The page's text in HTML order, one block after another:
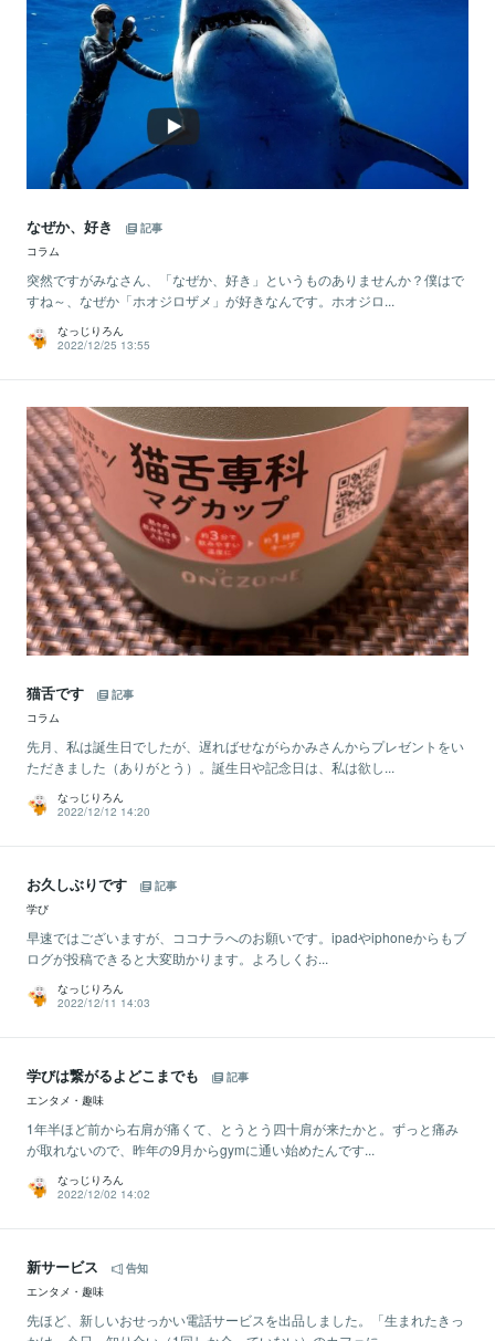
なぜか、好き
記事
コラム
突然ですがみなさん、「なぜか、好き」というものありませんか？僕はで
すね～、なぜか「ホオジロザメ」が好きなんです。ホオジロ...
なっじりろん
2022/12/25 13:55
猫舌です
記事
コラム
先月、私は誕生日でしたが、遅ればせながらかみさんからプレゼントをい
ただきました（ありがとう）。誕生日や記念日は、私は欲し...
なっじりろん
2022/12/12 14:20
お久しぶりです
記事
学び
早速ではございますが、ココナラへのお願いです。ipadやiphoneからもブ
ログが投稿できると大変助かります。よろしくお...
なっじりろん
2022/12/11 14:03
学びは繋がるよどこまでも
記事
エンタメ・趣味
1年半ほど前から右肩が痛くて、とうとう四十肩が来たかと。ずっと痛み
が取れないので、昨年の9月からgymに通い始めたんです...
なっじりろん
2022/12/02 14:02
新サービス
告知
エンタメ・趣味
先ほど、新しいおせっかい電話サービスを出品しました。「生まれたきっ